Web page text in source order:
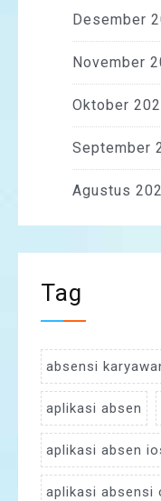
Desember
November
Oktober
September
Agustus
Tag
absensi
aplikasi absen
aplikasi absen
aplikasi absensi